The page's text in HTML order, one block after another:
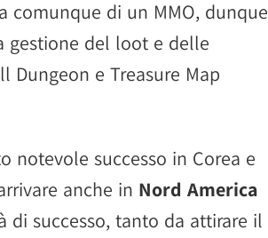
comunque di un MMO, dunque
gestione del loot e delle
Dungeon e Treasure Map
notevole successo in Corea e
anche in Nord America
di successo, tanto da attirare il